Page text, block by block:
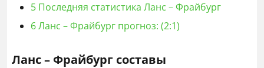
5 Последняя статистика Ланс – Фрайбург
6Ланс – Фрайбург прогноз: (2:1)
Ланс – Фрайбург составы